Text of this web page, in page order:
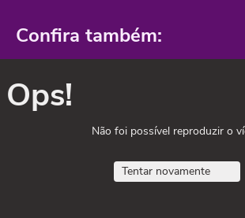
Confira também:
Ops!
Não foi possível reproduzir o
Tentar novamente